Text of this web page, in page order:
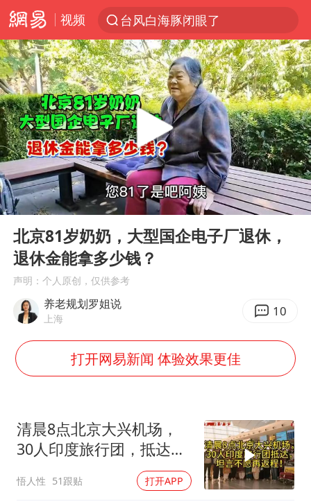
视频
台风白海豚闭眼了
“China Cool”火了，老外爱上中国避暑游
香港宏福苑火灾或由烟头引起
浙江台州《告全体市民书》
美拟年底前首次测试“金穹”反导系统
四川宜宾3.4级地震
网约车司机充电时猝死保险拒赔
陕西柞水泥石流已致2死 仍有1人失联
多所高校取消艺考
伊斯兰版北约来了吗
22岁女生独闯南太行失联12天
今年第二强台风将带来多大影响
“准2万亿”之城点名支持三所大学
习近平心系体育强国建设
Play
00:00 03:20
北京81岁奶奶，大型国企电子厂退休，
退休金能拿多少钱？
声明：个人原创，仅供参考
养老规划罗姐说
上海 10
打开网易新闻 体验效果更佳
清晨8点北京大兴机场，
30人印度旅行团，抵达，
悟人性 51跟贴 打开APP